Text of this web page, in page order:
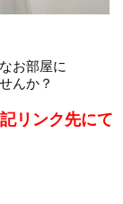
お部屋に
んか？
リンク先にて